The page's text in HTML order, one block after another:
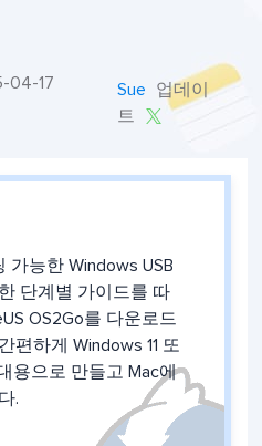
04-17 Sue
업데이
트

가능한 Windows USB
단계별 가이드를 따
OS2Go를 다운로드
편하게 Windows 11 또
용으로 만들고 Mac에
.